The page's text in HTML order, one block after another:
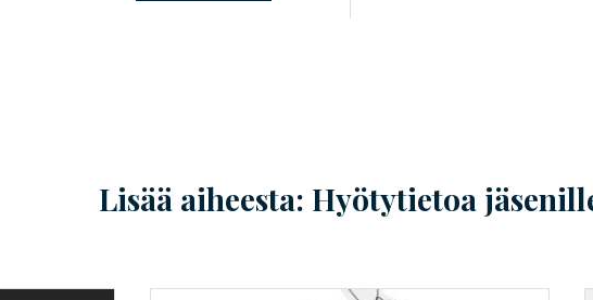
Lisää aiheesta: Hyötytietoa